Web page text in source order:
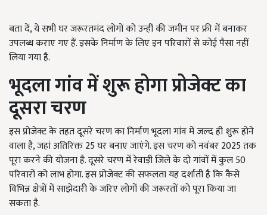
बता दें, ये सभी घर जरूरतमंद लोगों को उन्हीं की जमीन पर फ्री में बनाकर
उपलब्ध कराए गए हैं. इसके निर्माण के लिए इन परिवारों से कोई पैसा नहीं
लिया गया है.
भूदला गांव में शुरू होगा प्रोजेक्ट का
दूसरा चरण
इस प्रोजेक्ट के तहत दूसरे चरण का निर्माण भूदला गांव में जल्द ही शुरू होने
वाला है, जहां अतिरिक्त 25 घर बनाए जाएंगे. इस चरण को नवंबर 2025 तक
पूरा करने की योजना है. दूसरे चरण में रेवाड़ी जिले के दो गांवों में कुल 50
परिवारों को लाभ होगा. इस प्रोजेक्ट की सफलता यह दर्शाती है कि कैसे
विभिन्न क्षेत्रों में साझेदारी के जरिए लोगों की जरूरतों को पूरा किया जा
सकता है.